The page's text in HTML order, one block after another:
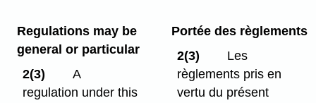
Regulations may be
general or particular
2(3)
A
regulation under this
Portée des règlements
2(3)
Les
règlements pris en
vertu du présent